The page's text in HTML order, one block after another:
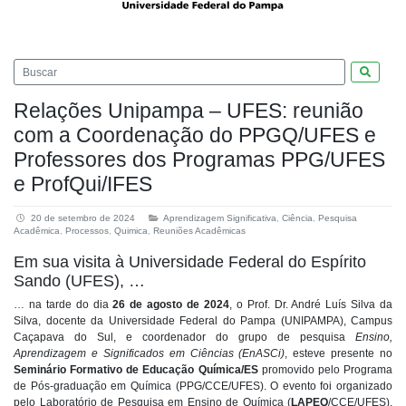
Relações Unipampa – UFES: reunião
com a Coordenação do PPGQ/UFES e
Professores dos Programas PPG/UFES
e ProfQui/IFES
20 de setembro de 2024 Aprendizagem Significativa, Ciência, Pesquisa
Acadêmica, Processos, Quimica, Reuniões Acadêmicas
Em sua visita à Universidade Federal do Espírito
Sando (UFES), …
… na tarde do dia26 de agosto de 2024, o Prof. Dr. André Luís Silva da
Silva, docente da Universidade Federal do Pampa (UNIPAMPA), Campus
Caçapava do Sul, e coordenador do grupo de pesquisa Ensino,
Aprendizagem e Significados em Ciências (EnASCi), esteve presente no
Seminário Formativo de Educação Química/ESpromovido pelo Programa
de Pós-graduação em Química (PPG/CCE/UFES). O evento foi organizado
pelo Laboratório de Pesquisa em Ensino de Química (LAPEQ/CCE/UFES),